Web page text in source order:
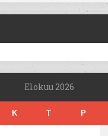
Elokuu 2026
K T P